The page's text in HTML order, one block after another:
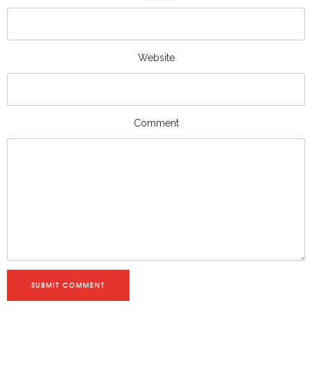
Website
Comment
SUBMIT COMMENT